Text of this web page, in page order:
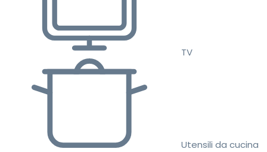
TV
Utensili da cucina